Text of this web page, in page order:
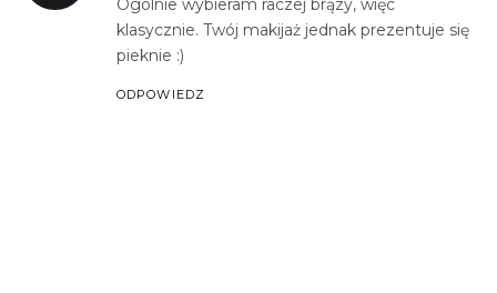
Ogólnie wybieram raczej brązy, więc
klasycznie. Twój makijaż jednak prezentuje się
pieknie :)
ODPOWIEDZ